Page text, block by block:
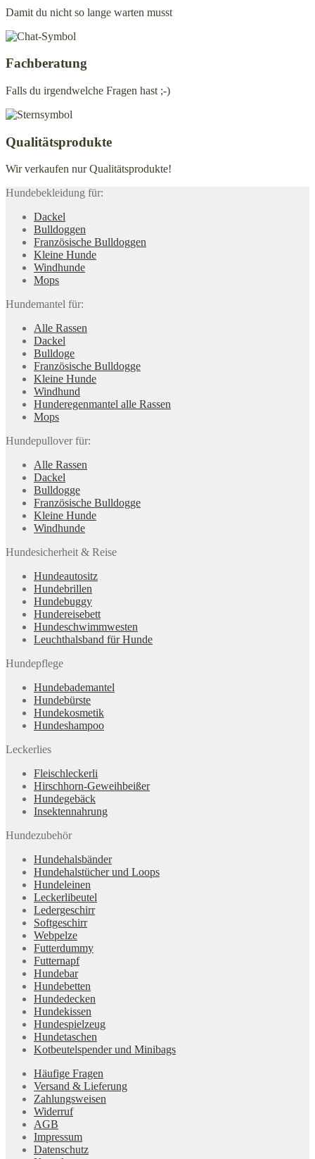
Damit du nicht so lange warten musst
Fachberatung
Falls du irgendwelche Fragen hast ;-)
Qualitätsprodukte
Wir verkaufen nur Qualitätsprodukte!
Hundebekleidung für:
Dackel
Bulldoggen
Französische Bulldoggen
Kleine Hunde
Windhunde
Mops
Hundemantel für:
Alle Rassen
Dackel
Bulldoge
Französische Bulldogge
Kleine Hunde
Windhund
Hunderegenman­tel alle Rassen
Mops
Hundepullover für:
Alle Rassen
Dackel
Bulldogge
Französische Bulldogge
Kleine Hunde
Windhunde
Hundesicherheit & Reise
Hundeautositz
Hundebrillen
Hundebuggy
Hundereisebett
Hundeschwimmwesten
Leuchthalsband für Hunde
Hundepflege
Hundebademantel
Hundebürste
Hundekosmetik
Hundeshampoo
Leckerlies
Fleischleckerli
Hirschhorn-Geweihbeißer
Hundegebäck
Insektennahrung
Hundezubehör
Hundehalsbänder
Hundehalstücher und Loops
Hundeleinen
Leckerlibeutel
Ledergeschirr
Softgeschirr
Webpelze
Futterdummy
Futternapf
Hundebar
Hundebetten
Hundedecken
Hundekissen
Hundespielzeug
Hundetaschen
Kotbeutelspender und Minibags
Häufige Fragen
Versand & Lieferung
Zahlungsweisen
Widerruf
AGB
Impressum
Datenschutz